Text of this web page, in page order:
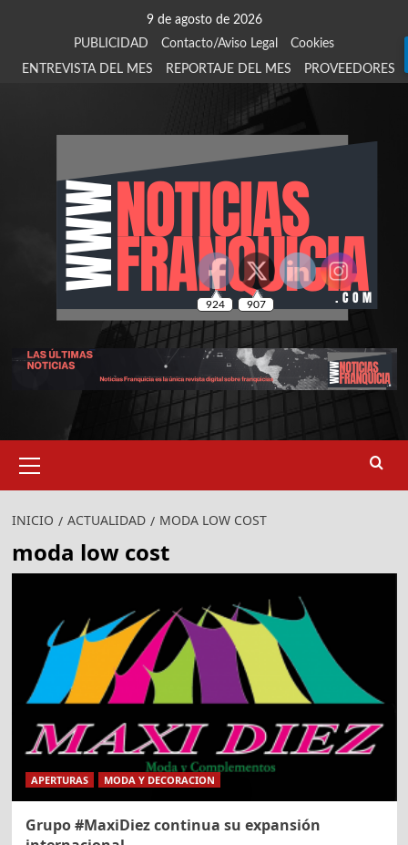
9 de agosto de 2026
PUBLICIDAD
Contacto/Aviso Legal
Cookies
ENTREVISTA DEL MES
REPORTAJE DEL MES PROVEEDORES
primario
INICIO ACTUALIDAD MODA LOW COST
moda low cost
APERTURAS MODA Y DECORACION
Grupo #MaxiDiez continua su expansión
924 907